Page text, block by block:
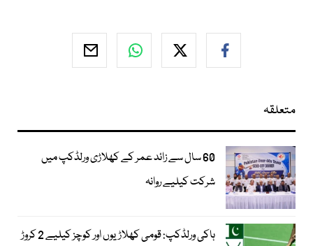
متعلقہ
60 سال سے زائد عمر کے کھلاڑی ورلڈکپ میں
شرکت کیلیے روانہ
ہاکی ورلڈکپ: قومی کھلاڑیوں اور کوچز کیلیے 2 کروڑ